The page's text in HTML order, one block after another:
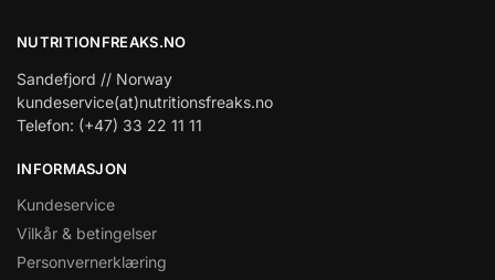
NUTRITIONFREAKS.NO
Sandefjord // Norway
kundeservice(at)nutritionsfreaks.no
Telefon: (+47) 33 22 11 11
INFORMASJON
Kundeservice
Vilkår & betingelser
Personvernerklæring